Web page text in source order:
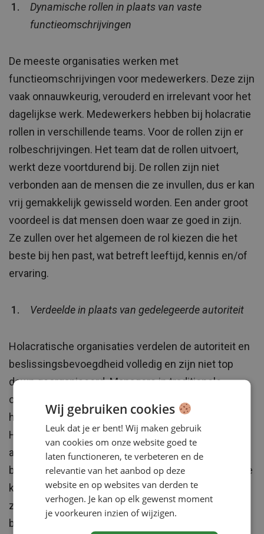
Dynamische rollen in plaats van vaste
functieomschrijvingen
De meeste organisaties werken met
functieomschrijvingen voor medewerkers. Deze zijn
vaak onnauwkeurig, verouderd en irrelevant voor het
dagelijkse werk. Medewerkers hebben bij holacratie
rollen in verschillende teams. Voor de rollen zijn er
rolbeschrijvingen. Het team dat de rollen uitvoert,
werkt deze voortdurend bij. De rollen zijn niet
verbonden aan de mensen die ze invullen, dus er kan
vrij gemakkelijk gewisseld worden. Een ander groot
voordeel is dat mensen doen waar ze goed in zijn.
Ze zullen over het algemeen de rol kiezen die het
beste bij hen past, wat betreft leeftijd, kennis en/of
ervaring.
Verdeelde in plaats van gedelegeerde autoriteit
Holacratische organisaties verdelen de autoriteit en
beslissingsbevoegdheid volledig en zijn niet top
down georganiseerd. Managers in traditionele
organisaties kunnen beslissingen delegeren, maar
hebben het uiteindelijk toch voor het zeggen.
Holacratie betekent een werkelijke verdeling van de
autoriteit, waarbij degene die het dichtstbij zit,
beslist. Daarnaast zijn teams zelf-georganiseerd. Ze
krijgen een doel en besluiten via intern overleg hoe
ze dat doel het beste kunnen bereiken. Dit alles
betekent dat de traditionele hiërarchie wordt
Wij gebruiken cookies
Leuk dat je er bent! Wij maken gebruik
van cookies om onze website goed te
laten functioneren, te verbeteren en de
relevantie van het aanbod op deze
website en op websites van derden te
verhogen. Je kan op elk gewenst moment
je voorkeuren inzien of wijzigen.